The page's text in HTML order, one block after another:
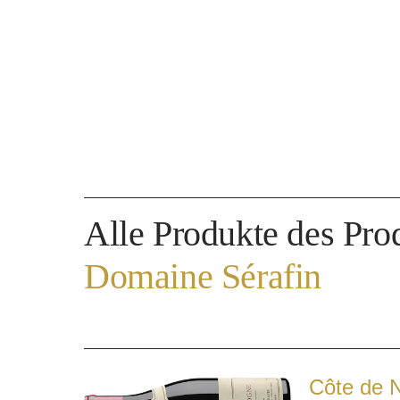
Alle Produkte des
Domaine Sérafin
Côte de